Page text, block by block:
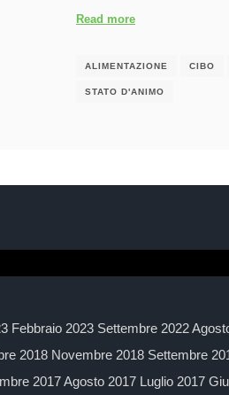
Read more
ALIMENTAZIONE CIBO
STATO D'ANIMO
2023 Settembre 2022
2018 Novembre 2018 Settembre
2017 Agosto 2017 Luglio 2017